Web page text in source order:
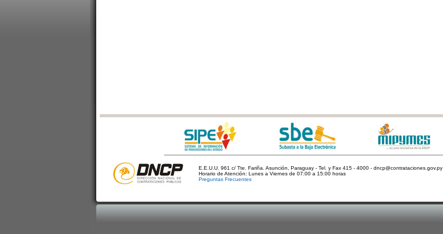
E.E.U.U. 961 c/ Tte. Fariña. Asunción, Paraguay - Tel. y Fax 415 - 4000 - dncp@contrataciones.gov.py
Horario de Atención: Lunes a Viernes de 07:00 a 15:00 horas
Preguntas Frecuentes